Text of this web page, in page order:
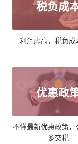
税负成
利润虚高，税负成
优惠政
不懂最新优惠政策，
多交税